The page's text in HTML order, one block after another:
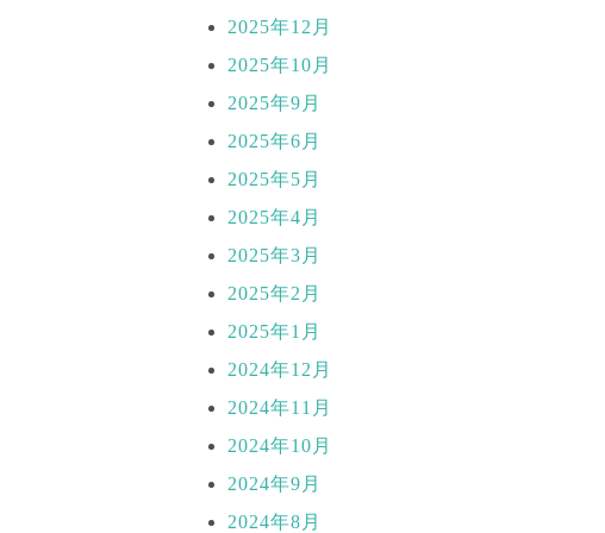
2025年12月
2025年10月
2025年9月
2025年6月
2025年5月
2025年4月
2025年3月
2025年2月
2025年1月
2024年12月
2024年11月
2024年10月
2024年9月
2024年8月